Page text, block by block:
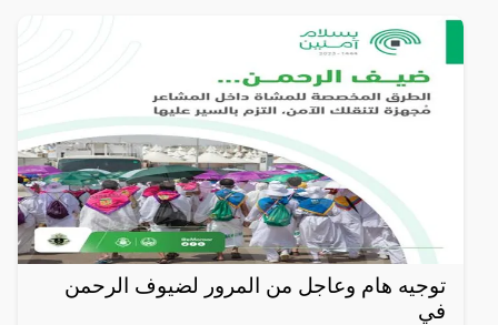
توجيه هام وعاجل من المرور لضيوف الرحمن
في